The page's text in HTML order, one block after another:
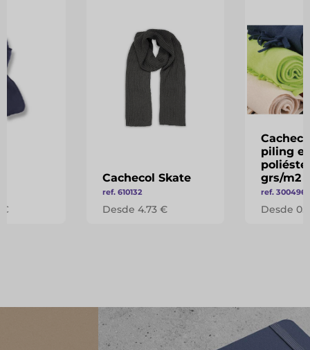
€
Cachecol Skate
ref. 610132
Desde 4.73 €
piling
grs/m2
ref. 300496
Desde